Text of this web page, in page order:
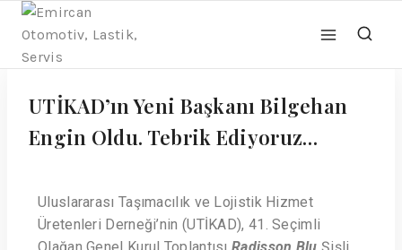
UTİKAD’ın Yeni Başkanı Bilgehan
Engin Oldu. Tebrik Ediyoruz…
Uluslararası Taşımacılık ve Lojistik Hizmet
Üretenleri Derneği’nin (UTİKAD), 41. Seçimli